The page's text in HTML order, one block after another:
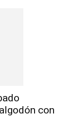
con